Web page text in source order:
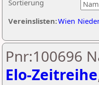
Sortierung
Vereinslisten:Wien
Pnr:100696
Elo-Zeitreihe